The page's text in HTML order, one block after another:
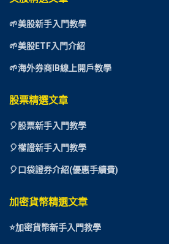
🌱美股新手入門教學
🌱美股ETF入門介紹
🌱海外券商IB線上開戶教學
股票精選文章
🎈股票新手入門教學
🎈權證新手入門教學
🎈口袋證券介紹(優惠手續費)
加密貨幣精選文章
⭐加密貨幣新手入門教學